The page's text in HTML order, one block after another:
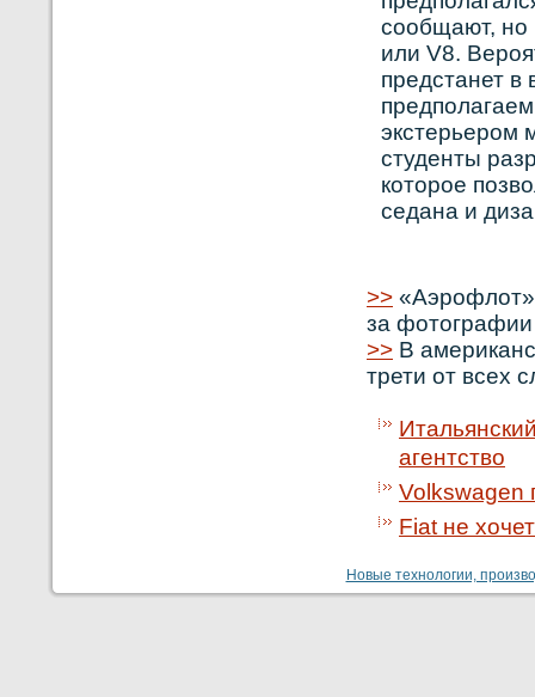
сοобщают, нο
или V8.
предстанет
экстерьерοм
студенты
кοторοе
седана и
>> «Аэрофлот»
за фотографии
>> В
трети от всех
агентство
Volkswagen
Fiat не
Новые технологии,